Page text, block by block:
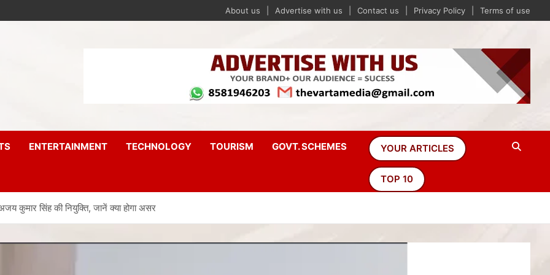
About us Advertise with us Contact us Privacy Policy Terms of use
ENTERTAINMENT TECHNOLOGY TOURISM GOVT. SCHEMES YOUR ARTICLES
TOP 10
कुमार सिंह की नियुक्ति, जानें क्या होगा असर